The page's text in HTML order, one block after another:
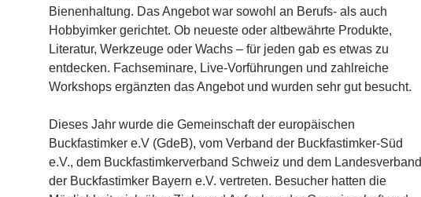
Bienenhaltung. Das Angebot war sowohl an Berufs- als auch
Hobbyimker gerichtet. Ob neueste oder altbewährte Produkte,
Literatur, Werkzeuge oder Wachs – für jeden gab es etwas zu
entdecken. Fachseminare, Live-Vorführungen und zahlreiche
Workshops ergänzten das Angebot und wurden sehr gut besucht.
Dieses Jahr wurde die Gemeinschaft der europäischen
Buckfastimker e.V (GdeB), vom Verband der Buckfastimker-Süd
e.V., dem Buckfastimkerverband Schweiz und dem Landesverband
der Buckfastimker Bayern e.V. vertreten. Besucher hatten die